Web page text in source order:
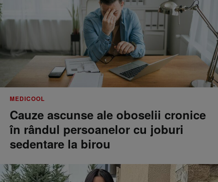
MEDICOOL
Cauze ascunse ale oboselii cronice
în rândul persoanelor cu joburi
sedentare la birou